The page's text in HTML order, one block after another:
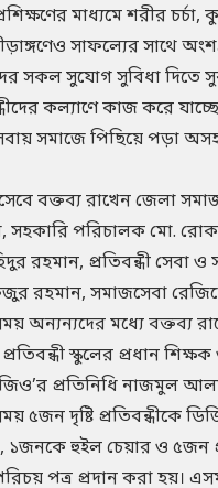
মাধ্যমে শরীর
সাফল্যের সাথে
সকল সুযোগ সুবিধা দিতে
কল্যাণে কাজ করে
সমাজে পিছিয়ে পড়া
বক্তব্য রাখেন জেলা
সহকারি পরিচালক মো.
রহমান, প্রতিবন্ধী সেবা ও
রহমান, সমাজসেবা
অন্যন্যদের মধ্যে বক্তব্য
স্কুলের প্রধান
প্রতিনিধি নাজমুল আলম
৫জন দৃষ্টি প্রতিবন্ধীকে
১জনকে হুইল চেয়ার ও ৫জন
পত্র প্রদান করা হয়।